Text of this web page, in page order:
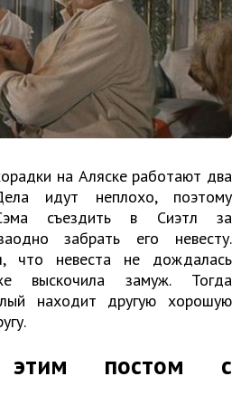
на Аляске работают два
идут неплохо, поэтому
съездить в Сиэтл за
забрать его невесту.
что невеста не дождалась
выскочила замуж. Тогда
находит другую хорошую
этим постом с